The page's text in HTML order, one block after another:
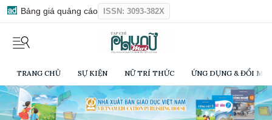
Bảng giá quảng cáo ISSN: 3093-382X
TRANG CHỦ SỰ KIỆN NỮ TRÍ THỨC ỨNG DỤNG & ĐỔI